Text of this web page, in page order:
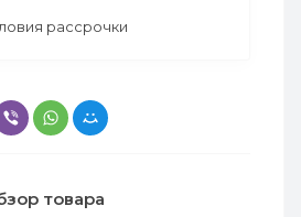
рассрочки
товара